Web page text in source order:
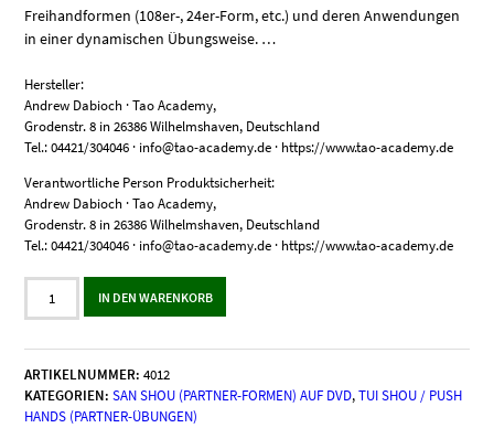
Freihandformen (108er-, 24er-Form, etc.) und deren Anwendungen
in einer dynamischen Übungsweise. …
Hersteller:
Andrew Dabioch · Tao Academy,
Grodenstr. 8 in 26386 Wilhelmshaven, Deutschland
Tel.: 04421/304046 · info@tao-academy.de · https://www.tao-academy.de
Verantwortliche Person Produktsicherheit:
Andrew Dabioch · Tao Academy,
Grodenstr. 8 in 26386 Wilhelmshaven, Deutschland
Tel.: 04421/304046 · info@tao-academy.de · https://www.tao-academy.de
Tai
Partnerübungen
XII:
88er-
San
IN DEN WARENKORB
ARTIKELNUMMER: 4012
KATEGORIEN: SAN SHOU (PARTNER-FORMEN) AUF DVD,TUI SHOU / PUSH
HANDS (PARTNER-ÜBUNGEN)